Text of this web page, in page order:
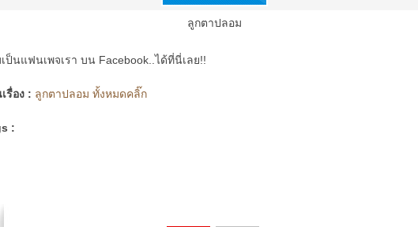
ลูกตาปลอม
ป็นแฟนเพจเรา บน Facebook..ได้ที่นี่เลย!!
รื่อง : ลูกตาปลอม ทั้งหมดคลิ๊ก
: